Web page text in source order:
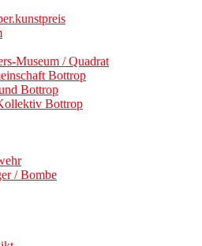
Museum / Quadrat
Bottrop
Bottrop
Bottrop
/ Bombe